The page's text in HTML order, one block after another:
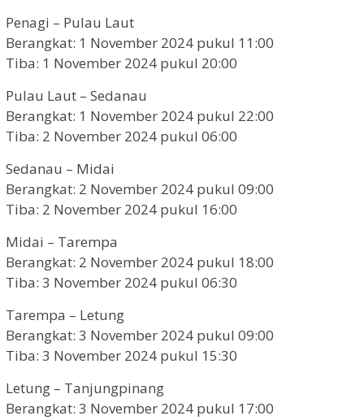
Penagi – Pulau Laut
Berangkat: 1 November 2024 pukul 11:00
Tiba: 1 November 2024 pukul 20:00
Pulau Laut – Sedanau
Berangkat: 1 November 2024 pukul 22:00
Tiba: 2 November 2024 pukul 06:00
Sedanau – Midai
Berangkat: 2 November 2024 pukul 09:00
Tiba: 2 November 2024 pukul 16:00
Midai – Tarempa
Berangkat: 2 November 2024 pukul 18:00
Tiba: 3 November 2024 pukul 06:30
Tarempa – Letung
Berangkat: 3 November 2024 pukul 09:00
Tiba: 3 November 2024 pukul 15:30
Letung – Tanjungpinang
Berangkat: 3 November 2024 pukul 17:00